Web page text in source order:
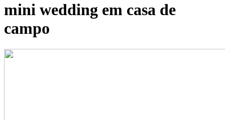
mini wedding em casa de
campo